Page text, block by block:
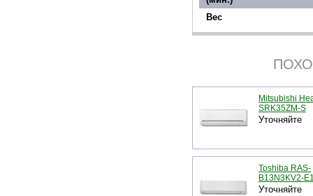
Вес
Mitsubishi
SRK35ZM-S
Уточняйте
Toshiba RAS-
B13N3KV2-
Уточняйте